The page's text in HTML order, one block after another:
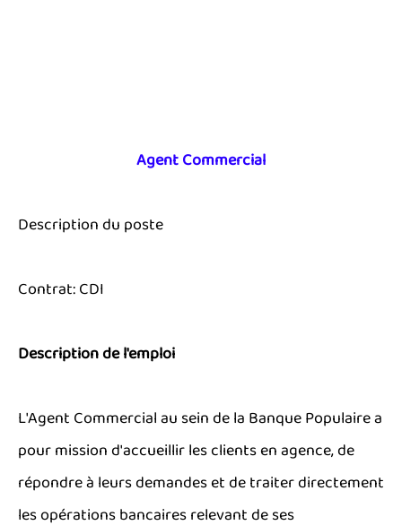
Agent Commercial
Description du poste
Contrat: CDI
Description de l'emploi
L'Agent Commercial au sein de la Banque Populaire a
pour mission d'accueillir les clients en agence, de
répondre à leurs demandes et de traiter directement
les opérations bancaires relevant de ses